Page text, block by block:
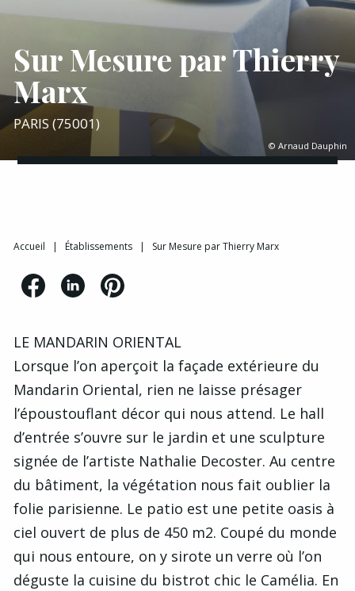
© Arnaud Dauphin
Sur Mesure par Thierry
Marx
PARIS (75001)
Accueil | Établissements | Sur Mesure par Thierry Marx
LE MANDARIN ORIENTAL
Lorsque l’on aperçoit la façade extérieure du
Mandarin Oriental, rien ne laisse présager
l’époustouflant décor qui nous attend. Le hall
d’entrée s’ouvre sur le jardin et une sculpture
signée de l’artiste Nathalie Decoster. Au centre
du bâtiment, la végétation nous fait oublier la
folie parisienne. Le patio est une petite oasis à
ciel ouvert de plus de 450 m2. Coupé du monde
qui nous entoure, on y sirote un verre où l’on
déguste la cuisine du bistrot chic le Camélia. En